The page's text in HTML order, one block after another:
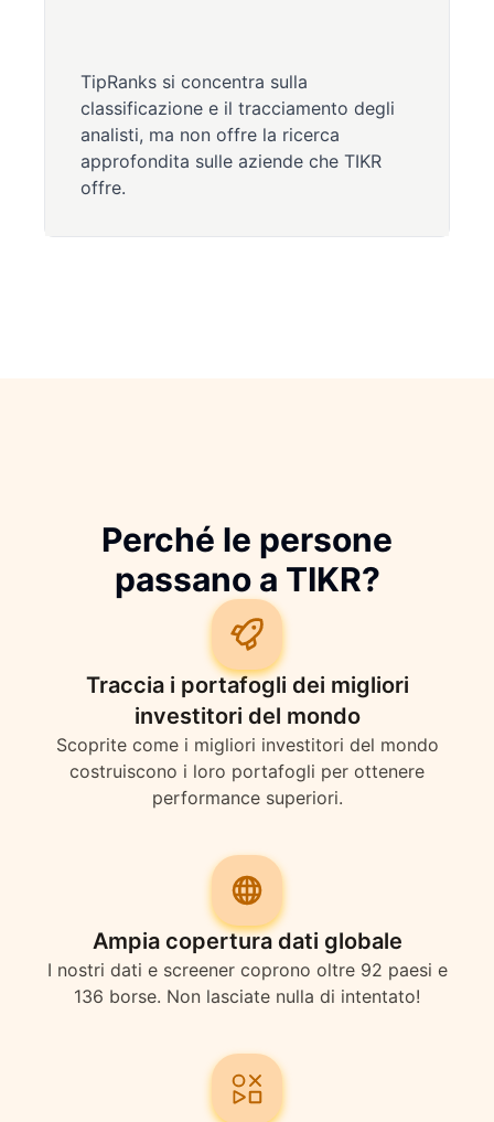
TipRanks si concentra sulla
classificazione e il tracciamento degli
analisti, ma non offre la ricerca
approfondita sulle aziende che TIKR
offre.
Perché le persone
passano a TIKR?
Traccia i portafogli dei migliori
investitori del mondo
Scoprite come i migliori investitori del mondo
costruiscono i loro portafogli per ottenere
performance superiori.
Ampia copertura dati globale
I nostri dati e screener coprono oltre 92 paesi e
136 borse. Non lasciate nulla di intentato!